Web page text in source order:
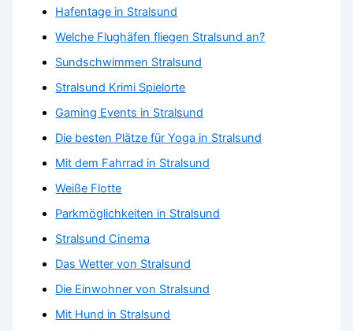
Hafentage in Stralsund
Welche Flughäfen fliegen Stralsund an?
Sundschwimmen Stralsund
Stralsund Krimi Spielorte
Gaming Events in Stralsund
Die besten Plätze für Yoga in Stralsund
Mit dem Fahrrad in Stralsund
Weiße Flotte
Parkmöglichkeiten in Stralsund
Stralsund Cinema
Das Wetter von Stralsund
Die Einwohner von Stralsund
Mit Hund in Stralsund